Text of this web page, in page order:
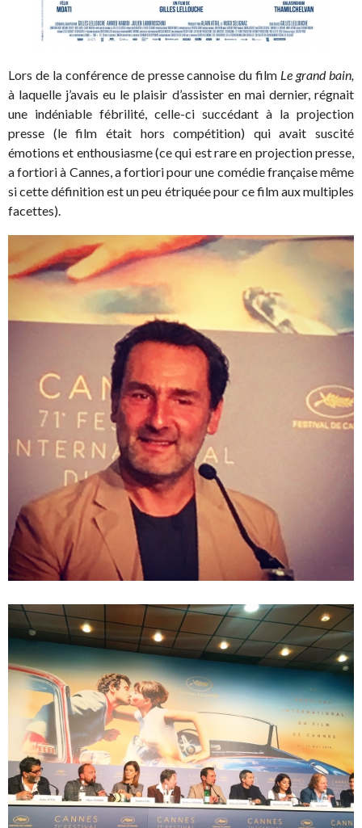
Lors de la conférence de presse cannoise du film Le grand bain,
à laquelle j’avais eu le plaisir d’assister en mai dernier, régnait
une indéniable fébrilité, celle-ci succédant à la projection
presse (le film était hors compétition) qui avait suscité
émotions et enthousiasme (ce qui est rare en projection presse,
a fortiori à Cannes, a fortiori pour une comédie française même
si cette définition est un peu étriquée pour ce film aux multiples
facettes).